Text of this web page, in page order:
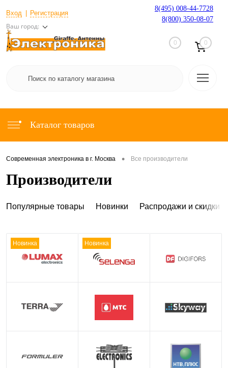
Вход Регистрация
Ваш город:
8(495) 008-44-7728
8(800) 350-08-07
0 0
Каталог товаров
Современная электроника в г. Москва • Все производители
Производители
Популярные товары Новинки Распродажи и скидки
Новинка Новинка